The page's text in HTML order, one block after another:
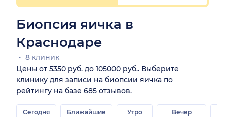
Биопсия яичка в
Краснодаре
8 клиник
Цены от 5350 руб. до 105000 руб.. Выберите
клинику для записи на биопсии яичка по
рейтингу на базе 685 отзывов.
Сегодня
Ближайшие
Утро
Вечер